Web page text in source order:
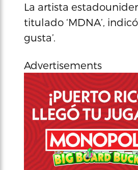
La artista
titulado ‘MDNA’,
gusta’.
Advertisements